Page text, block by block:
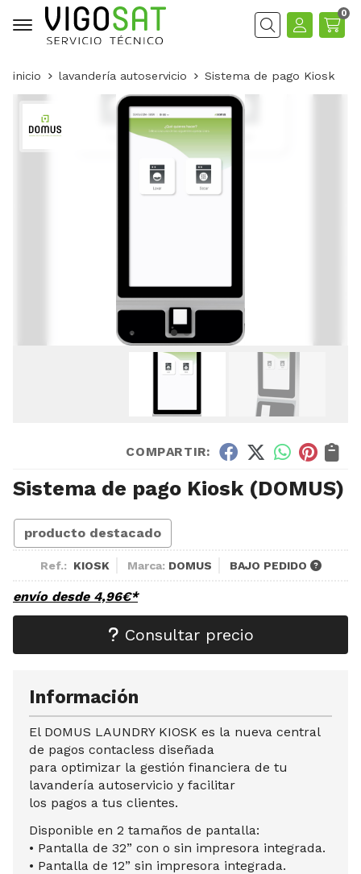
Buscar
0
inicio lavandería autoservicio Sistema de pago Kiosk
COMPARTIR:
Sistema de pago Kiosk (DOMUS)
producto destacado
Ref.: KIOSK Marca: DOMUS BAJO PEDIDO
envío desde 4,96€*
Consultar precio
Información
El DOMUS LAUNDRY KIOSK es la nueva central
de pagos contacless diseñada
para optimizar la gestión financiera de tu
lavandería autoservicio y facilitar
los pagos a tus clientes.
Disponible en 2 tamaños de pantalla:
• Pantalla de 32” con o sin impresora integrada.
• Pantalla de 12” sin impresora integrada.